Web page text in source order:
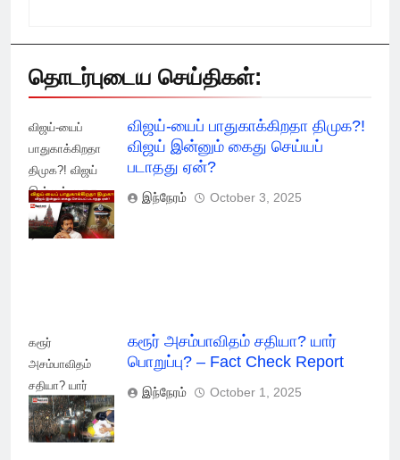
தொடர்புடைய செய்திகள்:
விஜய்-யைப்
பாதுகாக்கிறதா
திமுக?! விஜய்
இன்னும் கைது
செய்யப் படாதது
ஏன்?
விஜய்-யைப் பாதுகாக்கிறதா திமுக?!
விஜய் இன்னும் கைது செய்யப்
படாதது ஏன்?
இந்நேரம் October 3, 2025
கரூர்
அசம்பாவிதம்
சதியா? யார்
பொறுப்பு? - Fact
Check Report
கரூர் அசம்பாவிதம் சதியா? யார்
பொறுப்பு? – Fact Check Report
இந்நேரம் October 1, 2025